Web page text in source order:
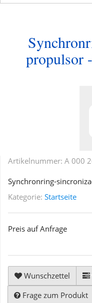
propulsor
Artikelnummer: A 000
Synchronring-
Kategorie: Startseite
Preis auf Anfrage
Wunschzettel
Frage zum Produkt